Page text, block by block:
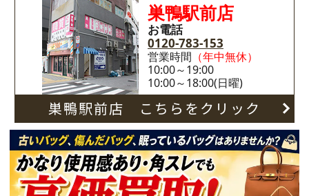
巣鴨駅前店
お電話
0120-783-153
営業時間 （年中無休）
10:00～19:00
10:00～18:00(日曜)
巣鴨駅前店 こちらをクリック